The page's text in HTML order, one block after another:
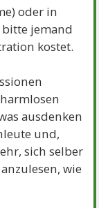
oder in
jemand
kostet.
ausdenken
und,
sich selber
wie